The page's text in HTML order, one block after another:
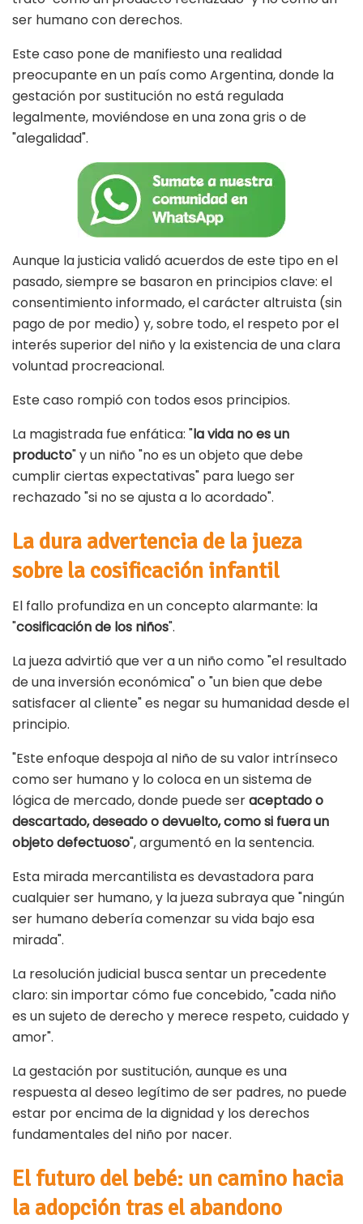
ser humano con derechos.
Este caso pone de manifiesto una realidad
preocupante en un país como Argentina, donde la
gestación por sustitución no está regulada
legalmente, moviéndose en una zona gris o de
"alegalidad".
Aunque la justicia validó acuerdos de este tipo en el
pasado, siempre se basaron en principios clave: el
consentimiento informado, el carácter altruista (sin
pago de por medio) y, sobre todo, el respeto por el
interés superior del niño y la existencia de una clara
voluntad procreacional.
Este caso rompió con todos esos principios.
La magistrada fue enfática: "la vida no es un
producto" y un niño "no es un objeto que debe
cumplir ciertas expectativas" para luego ser
rechazado "si no se ajusta a lo acordado".
La dura advertencia de la jueza
sobre la cosificación infantil
El fallo profundiza en un concepto alarmante: la
"cosificación de los niños".
La jueza advirtió que ver a un niño como "el resultado
de una inversión económica" o "un bien que debe
satisfacer al cliente" es negar su humanidad desde el
principio.
"Este enfoque despoja al niño de su valor intrínseco
como ser humano y lo coloca en un sistema de
lógica de mercado, donde puede seraceptado o
descartado, deseado o devuelto, como si fuera un
objeto defectuoso", argumentó en la sentencia.
Esta mirada mercantilista es devastadora para
cualquier ser humano, y la jueza subraya que "ningún
ser humano debería comenzar su vida bajo esa
mirada".
La resolución judicial busca sentar un precedente
claro: sin importar cómo fue concebido, "cada niño
es un sujeto de derecho y merece respeto, cuidado y
amor".
La gestación por sustitución, aunque es una
respuesta al deseo legítimo de ser padres, no puede
estar por encima de la dignidad y los derechos
fundamentales del niño por nacer.
El futuro del bebé: un camino hacia
la adopción tras el abandono